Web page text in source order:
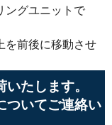
ングユニットで
を前後に移動させ
たします。
ついてご連絡い